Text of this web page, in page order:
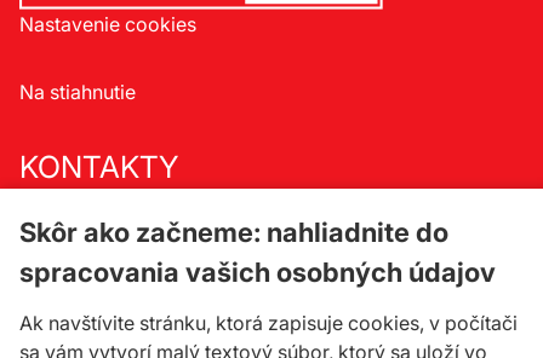
Nastavenie cookies
Na stiahnutie
KONTAKTY
Celox spol. s r.o.
Družstevná 33/a
900 23 Viničné
telefón:+421 33 647 65 73
Skôr ako začneme: nahliadnite do
spracovania vašich osobných údajov
Ak navštívite stránku, ktorá zapisuje cookies, v počítači
sa vám vytvorí malý textový súbor, ktorý sa uloží vo